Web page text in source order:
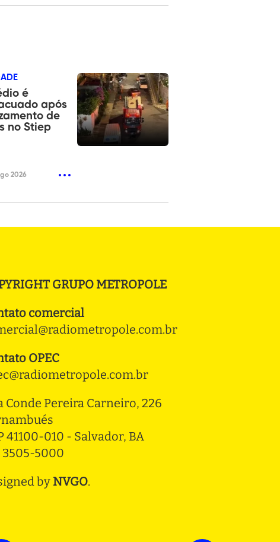
é
após
de
no Stiep
2026
GRUPO METROPOLE
comercial
OPEC
Conde Pereira Carneiro, 226
41100-010 - Salvador, BA
3505-5000
by NVGO.